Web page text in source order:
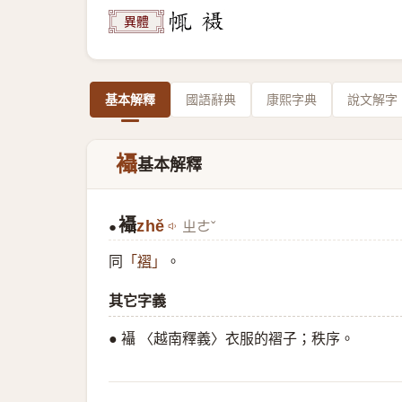
異體
基本解釋 國語辭典 康熙字典 說文解字
襵基本解釋
● 襵zhě ㄓㄜˇ
同 「 褶 」
。
其它字義
● 襵 〈越南釋義〉衣服的褶子；秩序。